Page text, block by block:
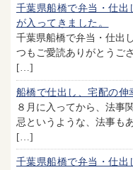
千葉県船橋で弁当・仕出
が入ってきました。
千葉県船橋で弁当・仕出
つもご愛読ありがとうご
[…]
船橋で仕出し、宅配の伸
８月に入ってから、法事
忌というような、法事も
[…]
千葉県船橋で弁当・仕出